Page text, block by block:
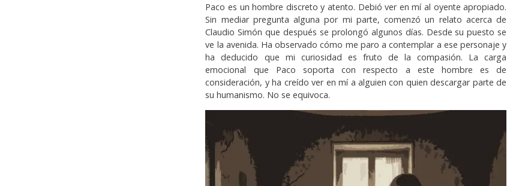
Paco es un hombre discreto y atento. Debió ver en mí al oyente apropiado.
Sin mediar pregunta alguna por mi parte, comenzó un relato acerca de
Claudio Simón que después se prolongó algunos días. Desde su puesto se
ve la avenida. Ha observado cómo me paro a contemplar a ese personaje y
ha deducido que mi curiosidad es fruto de la compasión. La carga
emocional que Paco soporta con respecto a este hombre es de
consideración, y ha creído ver en mí a alguien con quien descargar parte de
su humanismo. No se equivoca.